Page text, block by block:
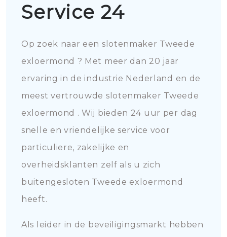
Service 24
Op zoek naar een slotenmaker Tweede
exloermond ? Met meer dan 20 jaar
ervaring in de industrie Nederland en de
meest vertrouwde slotenmaker Tweede
exloermond . Wij bieden 24 uur per dag
snelle en vriendelijke service voor
particuliere, zakelijke en
overheidsklanten zelf als u zich
buitengesloten Tweede exloermond
heeft.
Als leider in de beveiligingsmarkt hebben